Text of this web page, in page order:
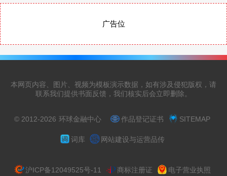
广告位
本网页内容、图片、视频为模板演示数据，如有涉及侵犯版权，请
联系我们提供书面反馈，我们核实后会立即删除。
© 2012-2026 环球金融中心 作品登记证书 SITEMAP
词库 网站建设与运营品传
沪ICP备12049525号-11 商标注册证 电子营业执照